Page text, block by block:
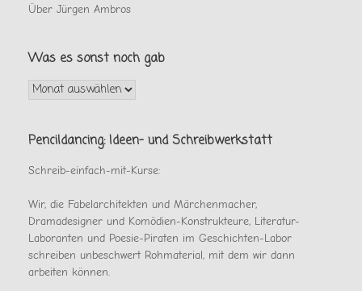
Über Jürgen Ambros
Was es sonst noch gab
Was
es
noch
Pencildancing: Ideen- und Schreibwerkstatt
Schreib-einfach-mit-Kurse:
Wir, die Fabelarchitekten und Märchenmacher,
Dramadesigner und Komödien-Konstrukteure, Literatur-
Laboranten und Poesie-Piraten im Geschichten-Labor
schreiben unbeschwert Rohmaterial, mit dem wir dann
arbeiten können.